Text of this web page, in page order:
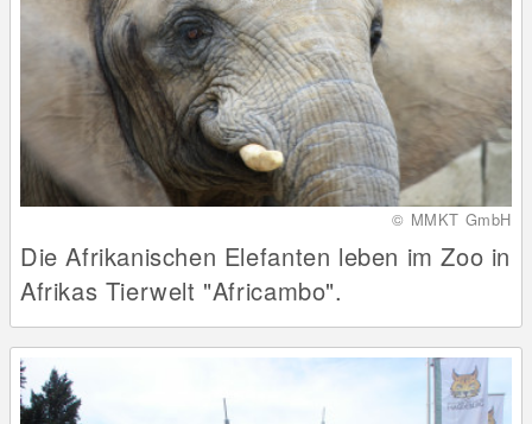
© MMKT GmbH
Die Afrikanischen Elefanten leben im Zoo in
Afrikas Tierwelt "Africambo".